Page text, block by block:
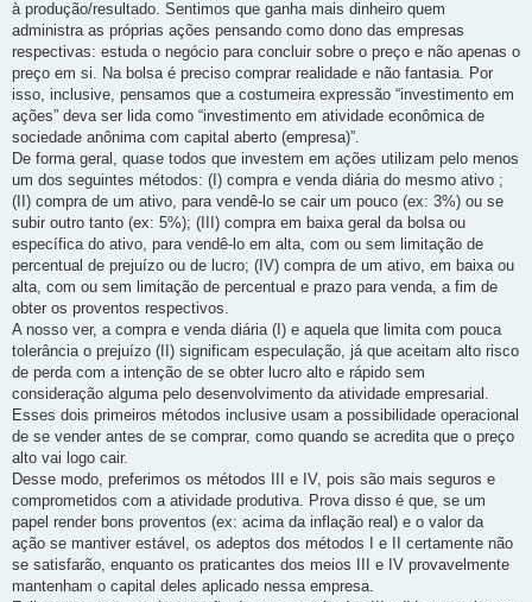
à produção/resultado. Sentimos que ganha mais dinheiro quem
administra as próprias ações pensando como dono das empresas
respectivas: estuda o negócio para concluir sobre o preço e não apenas o
preço em si. Na bolsa é preciso comprar realidade e não fantasia. Por
isso, inclusive, pensamos que a costumeira expressão “investimento em
ações” deva ser lida como “investimento em atividade econômica de
sociedade anônima com capital aberto (empresa)”.
De forma geral, quase todos que investem em ações utilizam pelo menos
um dos seguintes métodos: (I) compra e venda diária do mesmo ativo ;
(II) compra de um ativo, para vendê-lo se cair um pouco (ex: 3%) ou se
subir outro tanto (ex: 5%); (III) compra em baixa geral da bolsa ou
específica do ativo, para vendê-lo em alta, com ou sem limitação de
percentual de prejuízo ou de lucro; (IV) compra de um ativo, em baixa ou
alta, com ou sem limitação de percentual e prazo para venda, a fim de
obter os proventos respectivos.
A nosso ver, a compra e venda diária (I) e aquela que limita com pouca
tolerância o prejuízo (II) significam especulação, já que aceitam alto risco
de perda com a intenção de se obter lucro alto e rápido sem
consideração alguma pelo desenvolvimento da atividade empresarial.
Esses dois primeiros métodos inclusive usam a possibilidade operacional
de se vender antes de se comprar, como quando se acredita que o preço
alto vai logo cair.
Desse modo, preferimos os métodos III e IV, pois são mais seguros e
comprometidos com a atividade produtiva. Prova disso é que, se um
papel render bons proventos (ex: acima da inflação real) e o valor da
ação se mantiver estável, os adeptos dos métodos I e II certamente não
se satisfarão, enquanto os praticantes dos meios III e IV provavelmente
mantenham o capital deles aplicado nessa empresa.